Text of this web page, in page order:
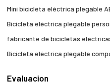
Mini bicicleta eléctrica plegable
Bicicleta eléctrica plegable
fabricante de bicicletas
Bicicleta eléctrica plegable
Evaluacion